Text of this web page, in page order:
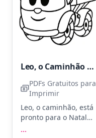
Leo, o Caminhão Celebrando o Natal
PDFs Gratuitos para
Imprimir
Leo, o caminhão, está
pronto para o Natal
...